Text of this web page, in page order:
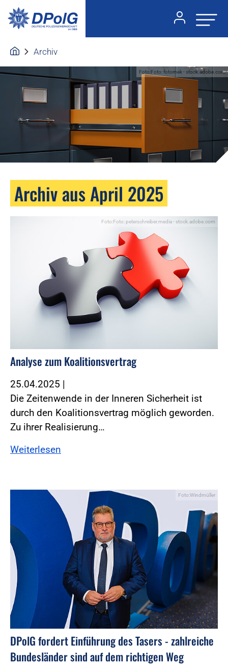
Archiv
Foto:Foto: fotomek - stock.adobe.com
Archiv aus April 2025
Foto:Foto: peterschreiber.media - stock.adobe.com
Analyse zum Koalitionsvertrag
25.04.2025 |
Die Zeitenwende in der Inneren Sicherheit ist
durch den Koalitionsvertrag möglich geworden.
Zu ihrer Realisierung…
Weiterlesen
Foto:Windmüller
DPolG fordert Einführung des Tasers - zahlreiche
Bundesländer sind auf dem richtigen Weg